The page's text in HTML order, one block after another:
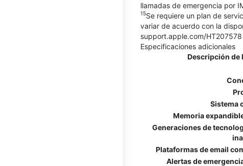
llamadas de emergencia por
15Se requiere un plan de
variar de acuerdo con la
support.apple.com/
Especificaciones adicionales
Descripción de
Sistema
Memoria
Generaciones de
Plataformas de email
Alertas de